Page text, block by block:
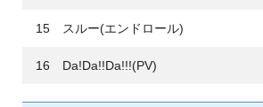
15 スルー(エンドロール)
16 Da!Da!!Da!!!(PV)